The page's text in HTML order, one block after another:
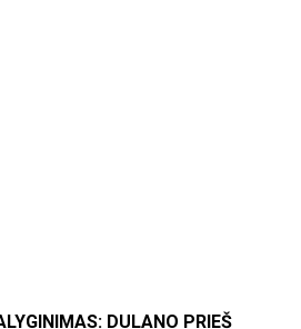
DULANO PRIEŠ